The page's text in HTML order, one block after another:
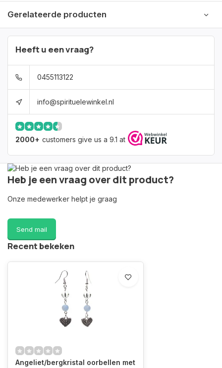
Gerelateerde producten
Heeft u een vraag?
0455113122
info@spirituelewinkel.nl
2000+ customers give us a 9.1 at
Heb je een vraag over dit product?
Onze medewerker helpt je graag
Send mail
Recent bekeken
Angeliet/bergkristal oorbellen met